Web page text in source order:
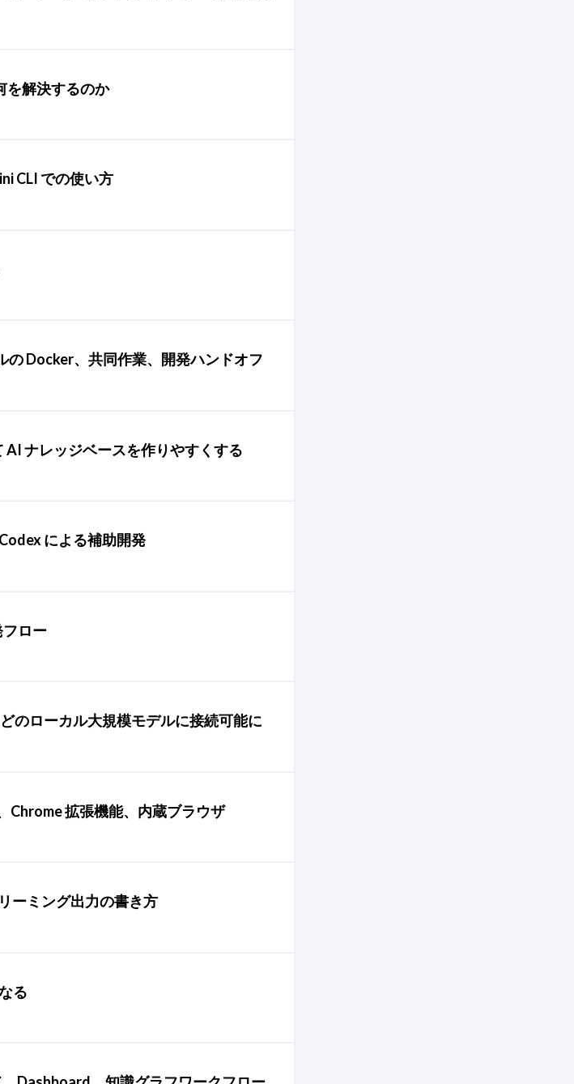
を解決するのか
CLI での使い方
Docker、共同作業、開発ハンドオフ
ナレッジベースを作りやすくする
による補助開発
フロー
のローカル大規模モデルに接続可能に
Chrome 拡張機能、内蔵ブラウザ
ーミング出力の書き方
る